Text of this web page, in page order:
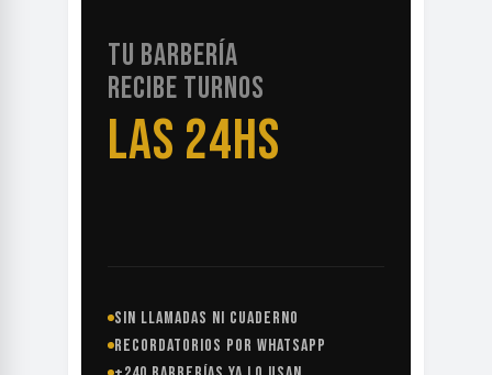
TU BARBERÍA
RECIBE TURNOS
LAS 24HS
SIN LLAMADAS NI CUADERNO
RECORDATORIOS POR WHATSAPP